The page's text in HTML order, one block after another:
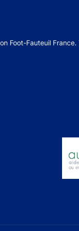
Foot-Fauteuil France.